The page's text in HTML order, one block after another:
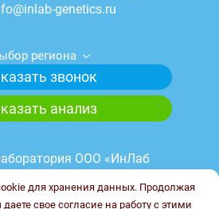
genetics.ru
региона
звонок
анализ
ООО «ИнЛаб
от 23.03.2023 г. ИНН
для хранения данных. Продолжая
свое согласие на работу с этими